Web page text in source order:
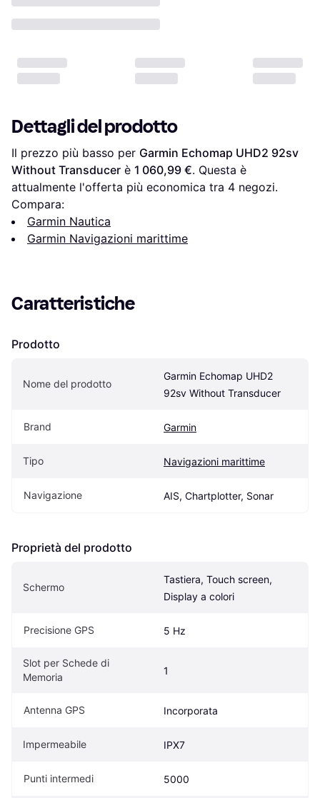
Dettagli del prodotto
Il prezzo più basso per Garmin Echomap UHD2 92sv
Without Transducer è 1 060,99 €. Questa è
attualmente l'offerta più economica tra 4 negozi.
Compara:
Garmin Nautica
Garmin Navigazioni marittime
Caratteristiche
Prodotto
Nome del prodotto
Garmin Echomap UHD2
92sv Without Transducer
Brand Garmin
Tipo Navigazioni marittime
Navigazione AIS, Chartplotter, Sonar
Proprietà del prodotto
Schermo
Tastiera, Touch screen,
Display a colori
Precisione GPS 5 Hz
Slot per Schede di
Memoria
1
Antenna GPS Incorporata
Impermeabile IPX7
Punti intermedi 5000